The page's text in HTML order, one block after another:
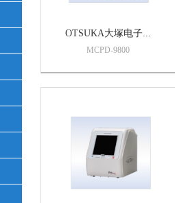
OTSUKA大塚电子...
MCPD-9800